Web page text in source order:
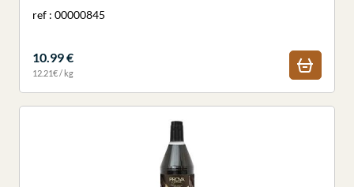
ref : 00000845
10.99 €
12.21€ / kg